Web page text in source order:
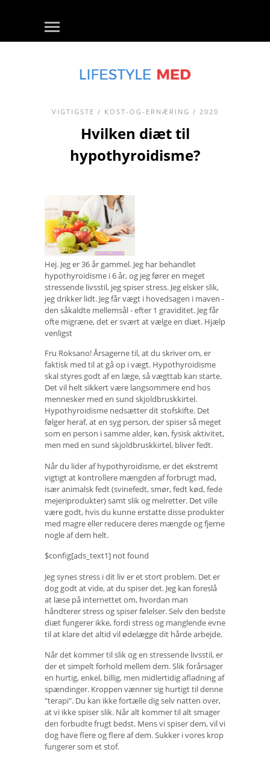
VIGTIGSTE / KOST-OG-ERNÆRING / 2020
Hvilken diæt til
hypothyroidisme?
Hej. Jeg er 36 år gammel. Jeg har behandlet
hypothyroidisme i 6 år, og jeg fører en meget
stressende livsstil, jeg spiser stress. Jeg elsker slik,
jeg drikker lidt. Jeg får vægt i hovedsagen i maven -
den såkaldte mellemsål - efter 1 graviditet. Jeg får
ofte migræne, det er svært at vælge en diæt. Hjælp
venligst
Fru Roksano! Årsagerne til, at du skriver om, er
faktisk med til at gå op i vægt. Hypothyroidisme
skal styres godt af en læge, så vægttab kan starte.
Det vil helt sikkert være langsommere end hos
mennesker med en sund skjoldbruskkirtel.
Hypothyroidisme nedsætter dit stofskifte. Det
følger heraf, at en syg person, der spiser så meget
som en person i samme alder, køn, fysisk aktivitet,
men med en sund skjoldbruskkirtel, bliver fedt.
Når du lider af hypothyroidisme, er det ekstremt
vigtigt at kontrollere mængden af ​​forbrugt mad,
især animalsk fedt (svinefedt, smør, fedt kød, fede
mejeriprodukter) samt slik og melretter. Det ville
være godt, hvis du kunne erstatte disse produkter
med magre eller reducere deres mængde og fjerne
nogle af dem helt.
$config[ads_text1] not found
Jeg synes stress i dit liv er et stort problem. Det er
dog godt at vide, at du spiser det. Jeg kan foreslå
at læse på internettet om, hvordan man
håndterer stress og spiser følelser. Selv den bedste
diæt fungerer ikke, fordi stress og manglende evne
til at klare det altid vil ødelægge dit hårde arbejde.
Når det kommer til slik og en stressende livsstil, er
der et simpelt forhold mellem dem. Slik forårsager
en hurtig, enkel, billig, men midlertidig afladning af
spændinger. Kroppen vænner sig hurtigt til denne
"terapi". Du kan ikke fortælle dig selv natten over,
at vi ikke spiser slik. Når alt kommer til alt smager
den forbudte frugt bedst. Mens vi spiser dem, vil vi
dog have flere og flere af dem. Sukker i vores krop
fungerer som et stof.